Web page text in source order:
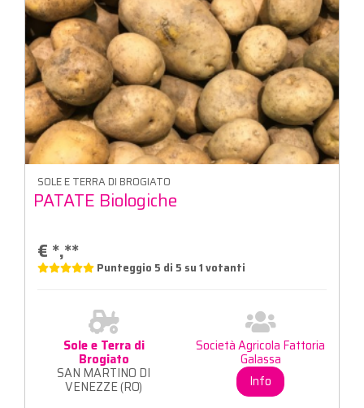
SOLE E TERRA DI BROGIATO
PATATE Biologiche
€ *,**
Punteggio 5 di 5 su 1 votanti
Sole e Terra di
Brogiato
SAN MARTINO DI
VENEZZE (RO)
Società Agricola Fattoria
Galassa
Info